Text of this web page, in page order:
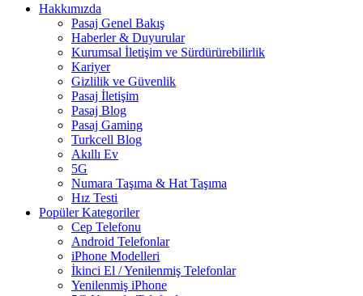
Hakkımızda
Pasaj Genel Bakış
Haberler & Duyurular
Kurumsal İletişim ve Sürdürürebilirlik
Kariyer
Gizlilik ve Güvenlik
Pasaj İletişim
Pasaj Blog
Pasaj Gaming
Turkcell Blog
Akıllı Ev
5G
Numara Taşıma & Hat Taşıma
Hız Testi
Popüler Kategoriler
Cep Telefonu
Android Telefonlar
iPhone Modelleri
İkinci El / Yenilenmiş Telefonlar
Yenilenmiş iPhone